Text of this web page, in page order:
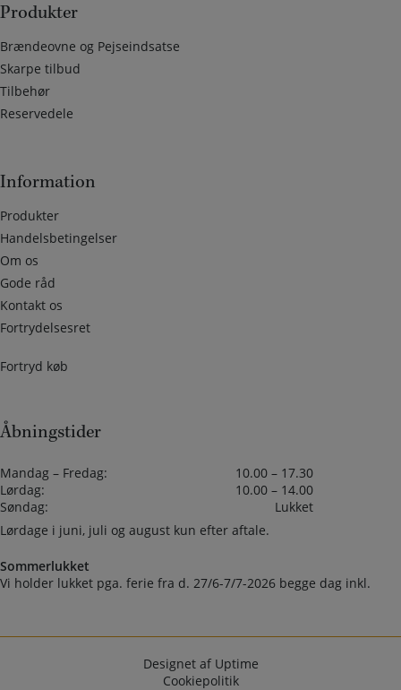
Produkter
Brændeovne og Pejseindsatse
Skarpe tilbud
Tilbehør
Reservedele
Information
Produkter
Handelsbetingelser
Om os
Gode råd
Kontakt os
Fortrydelsesret
Fortryd køb
Åbningstider
Mandag – Fredag:
10.00 – 17.30
Lørdag:
10.00 – 14.00
Søndag:
Lukket
Lørdage i juni, juli og august kun efter aftale.
Sommerlukket
Vi holder lukket pga. ferie fra d. 27/6-7/7-2026 begge dag inkl.
Designet af Uptime
Cookiepolitik